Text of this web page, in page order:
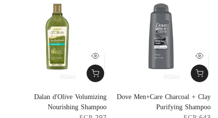
400ml
Dalan d'Olive Volumizing
Nourishing Shampoo
603ml
Dove Men+Care Charcoal + Clay
Purifying Shampoo